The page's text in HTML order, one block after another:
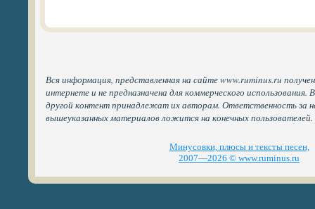
Вся информация, представленная на сайте www.ruminus.ru
интернете и не предназначена для коммерческого
другой контент принадлежат их авторам. Ответственность за
вышеуказанных материалов ложится на конечных пользователей.
Минусовки, плюсы и тексты песен,
2007—2026 © www.ruminus.ru